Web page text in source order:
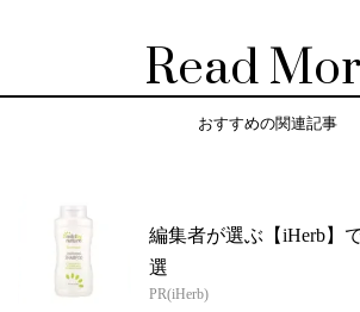
Read
おすすめの関連記事
編集者が選ぶ【iHerb】
選
PR(iHerb)